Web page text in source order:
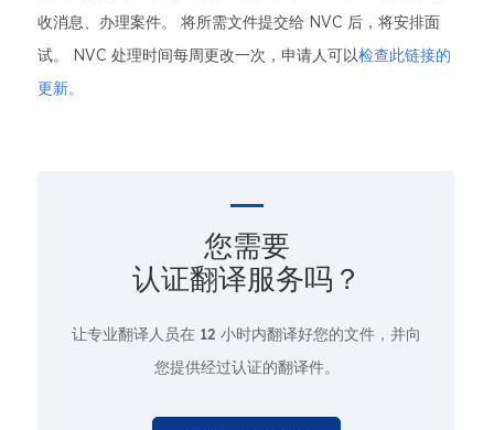
收消息、办理案件。 将所需文件提交给 NVC 后，将安排面
试。 NVC 处理时间每周更改一次，申请人可以检查此链接的
更新。
您需要
认证翻译服务吗？
让专业翻译人员在 12 小时内翻译好您的文件，并向
您提供经过认证的翻译件。